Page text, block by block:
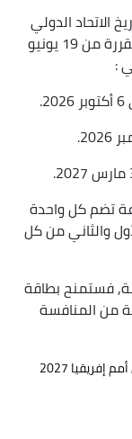
الدولي
لكرة القدم "فيفا", قبل انطلاق النهائيات المقررة من 19 يونيو
على 12 مجموعة تضم كل واحدة
والثاني من كل
فستمنح بطاقة
من المنافسة
2027